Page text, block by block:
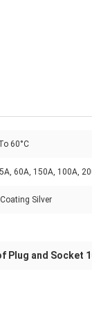
60°C
60A, 150A, 100A,
Silver
Plug and Socket